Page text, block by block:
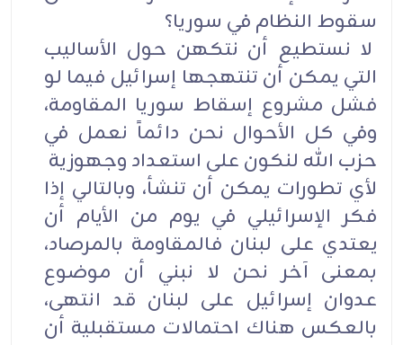
سقوط النظام في سوريا؟
لا نستطيع أن نتكهن حول الأساليب
التي يمكن أن تنتهجها إسرائيل فيما لو
فشل مشروع إسقاط سوريا المقاومة،
وفي كل الأحوال نحن دائماً نعمل في
حزب الله لنكون على استعداد وجهوزية
لأي تطورات يمكن أن تنشأ، وبالتالي إذا
فكر الإسرائيلي في يوم من الأيام أن
يعتدي على لبنان فالمقاومة بالمرصاد،
بمعنى آخر نحن لا نبني أن موضوع
عدوان إسرائيل على لبنان قد انتهى،
بالعكس هناك احتمالات مستقبلية أن